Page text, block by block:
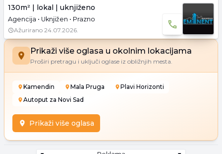
130m² | lokal | uknjiženo
Agencija • Uknjižen • Prazno
Ažurirano 24.07.2026.
Prikaži više oglasa u okolnim lokacijama
Proširi pretragu i uključi oglase iz obližnjih mesta.
Kamendin Mala Pruga
Plavi Horizonti
Autoput za Novi Sad
Prikaži više oglasa